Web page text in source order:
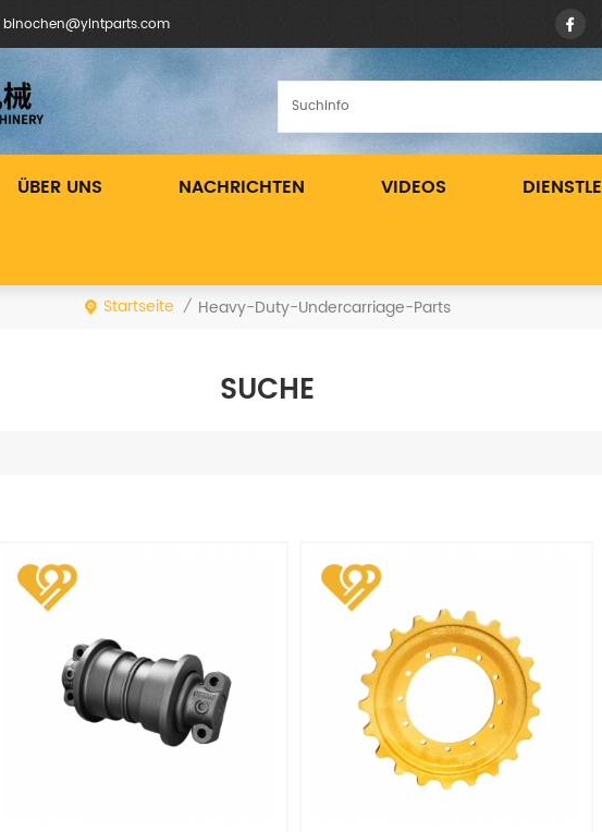
binochen@yintparts.com
ÜBER UNS NACHRICHTEN VIDEOS
Startseite / Heavy-Duty-Undercarriage-Parts
SUCHE